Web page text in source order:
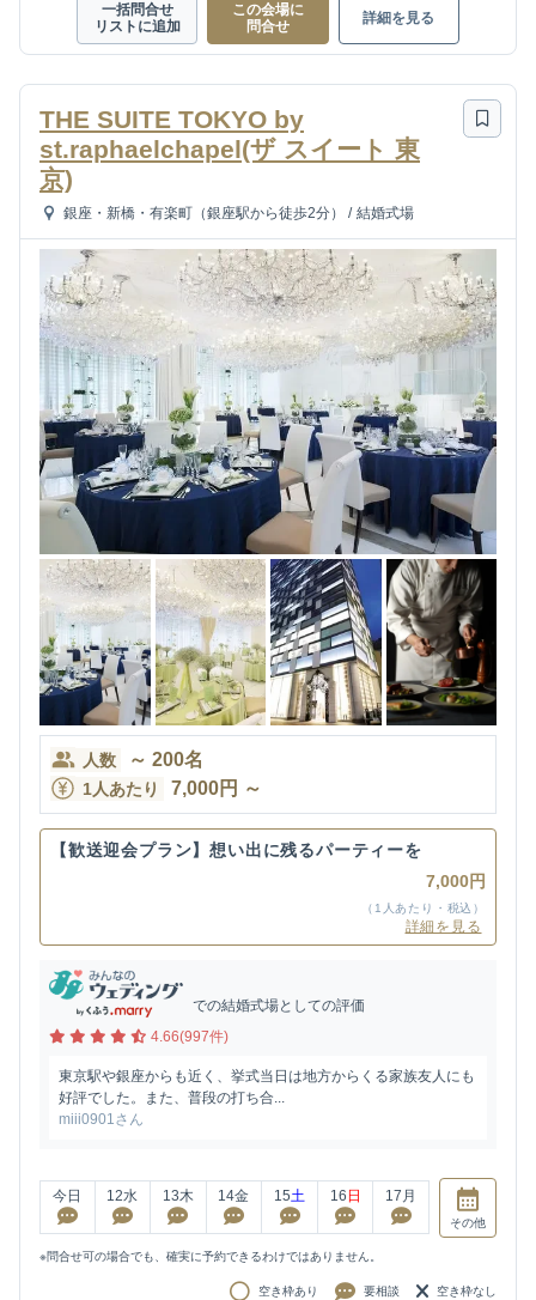
一括問合せ
リストに追加
この会場に
問合せ
詳細を見る
THE SUITE TOKYO by
st.raphaelchapel(ザ スイート 東
京)
銀座・新橋・有楽町（銀座駅から徒歩2分） / 結婚式場
人数 ～ 200名
1人あたり 7,000円 ～
【歓送迎会プラン】想い出に残るパーティーを
7,000円
（1人あたり・税込）
詳細を見る
での結婚式場としての評価
4.66(997件)
東京駅や銀座からも近く、挙式当日は地方からくる家族友人にも
好評でした。また、普段の打ち合...
miii0901さん
今日 12水 13木 14金 15土 16 日 17 月
その他
※問合せ可の場合でも、確実に予約できるわけではありません。
空き枠あり 要相談 空き枠なし